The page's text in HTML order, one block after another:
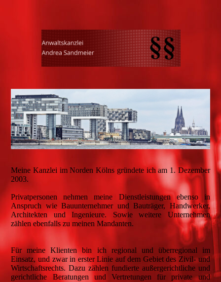
Meine Kanzlei im Norden Kölns gründete ich am 1. Dezember
2003.
Privatpersonen nehmen meine Dienstleistungen ebenso in
Anspruch wie Bauunternehmer und Bauträger, Handwerker,
Architekten und Ingenieure. Sowie weitere Unternehmen
zählen ebenfalls zu meinen Mandanten.
Für meine Klienten bin ich regional und überregional im
Einsatz, und zwar in erster Linie auf dem Gebiet des Zivil- und
Wirtschaftsrechts. Dazu zählen fundierte außergerichtliche und
gerichtliche Beratungen und Vertretungen für private und